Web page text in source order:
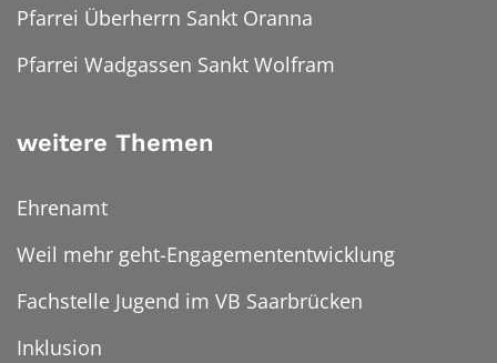
Pfarrei Überherrn Sankt Oranna
Pfarrei Wadgassen Sankt Wolfram
weitere Themen
Ehrenamt
Weil mehr geht-Engagemententwicklung
Fachstelle Jugend im VB Saarbrücken
Inklusion